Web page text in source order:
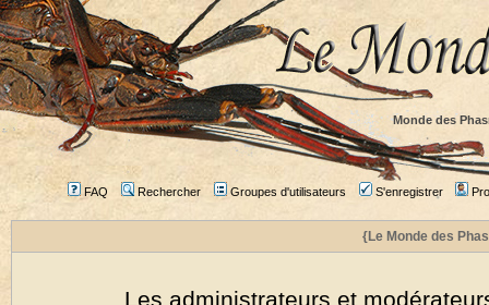
Monde des
FAQ Rechercher Groupes d'utilisateurs S'enregistrer
{Le Monde des
Les administrateurs et